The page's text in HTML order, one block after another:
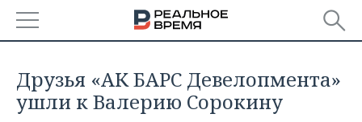
БАШКОРТОСТАН
НОВОСТИ
Друзья «АК БАРС Девелопмента»
ушли к Валерию Сорокину